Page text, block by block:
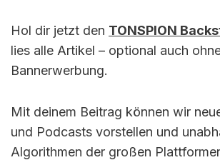
Hol dir jetzt den TONSPION
lies alle Artikel – optional auch
Bannerwerbung.
Mit deinem Beitrag können wir
und Podcasts vorstellen und
Algorithmen der großen